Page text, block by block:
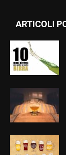
ARTICOLI